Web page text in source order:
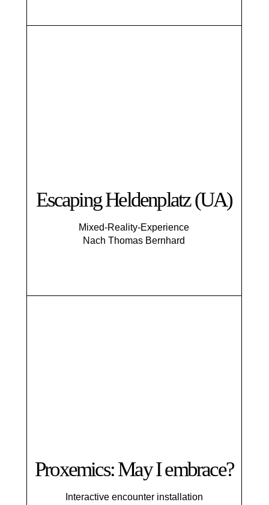
Escaping Helden­platz (UA)
Mixed-Reality-Experience
Nach Thomas Bernhard
Proxemics: May I embrace?
Interactive encounter installation